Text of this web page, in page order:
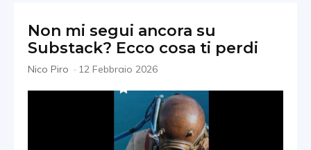
Non mi segui ancora su
Substack? Ecco cosa ti perdi
Nico Piro - 12 Febbraio 2026